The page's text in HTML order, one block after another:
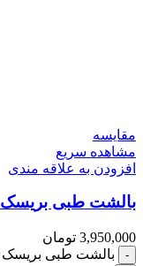
مقایسه
مشاهده سریع
افزودن به علاقه مندی
بالشت طبی بریسک MP30
3,950,000 تومان
بالشت طبی بریسک MP30 عدد